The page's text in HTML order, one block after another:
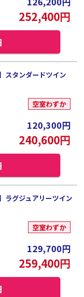
252,400円
スタンダードツイン
空室わずか
120,300円
240,600円
ラグジュアリーツイン
空室わずか
129,700円
259,400円